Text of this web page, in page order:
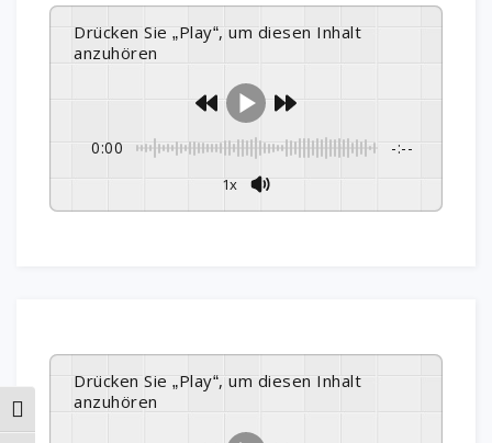
Umschalten auf hohe Kontraste
Drücken Sie „Play“, um diesen Inhalt
anzuhören
0:00 -:--
1x
Drücken Sie „Play“, um diesen Inhalt
anzuhören